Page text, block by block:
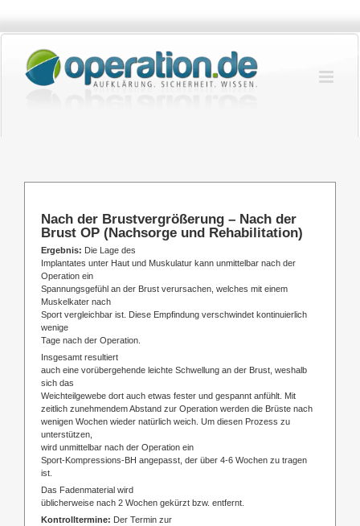
springen
Nach der Brustvergrößerung – Nach der
Brust OP (Nachsorge und Rehabilitation)
Ergebnis: Die Lage des
Implantates unter Haut und Muskulatur kann unmittelbar nach der
Operation ein
Spannungsgefühl an der Brust verursachen, welches mit einem
Muskelkater nach
Sport vergleichbar ist. Diese Empfindung verschwindet kontinuierlich
wenige
Tage nach der Operation.
Insgesamt resultiert
auch eine vorübergehende leichte Schwellung an der Brust, weshalb
sich das
Weichteilgewebe dort auch etwas fester und gespannt anfühlt. Mit
zeitlich zunehmendem Abstand zur Operation werden die Brüste nach
wenigen Wochen wieder natürlich weich. Um diesen Prozess zu
unterstützen,
wird unmittelbar nach der Operation ein
Sport-Kompressions-BH angepasst, der über 4-6 Wochen zu tragen
ist.
Das Fadenmaterial wird
üblicherweise nach 2 Wochen gekürzt bzw. entfernt.
Kontrolltermine: Der Termin zur